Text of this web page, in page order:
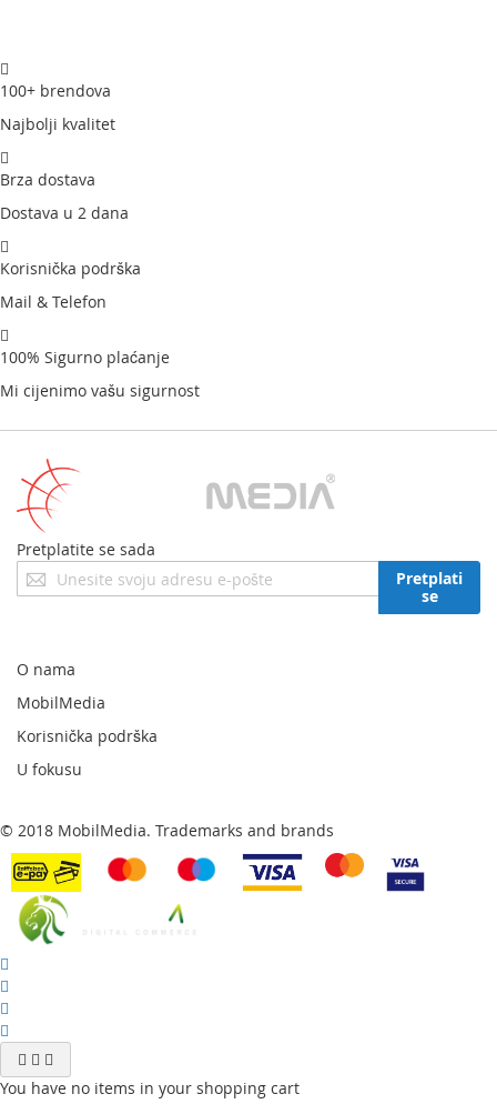
100+ brendova
Najbolji kvalitet
Brza dostava
Dostava u 2 dana
Korisnička podrška
Mail & Telefon
100% Sigurno plaćanje
Mi cijenimo vašu sigurnost
Pretplatite se sada
Prijavite
se
newsletter:
Pretplati
se
O nama
MobilMedia
Korisnička podrška
U fokusu
© 2018 MobilMedia. Trademarks and brands
You have no items in your shopping cart